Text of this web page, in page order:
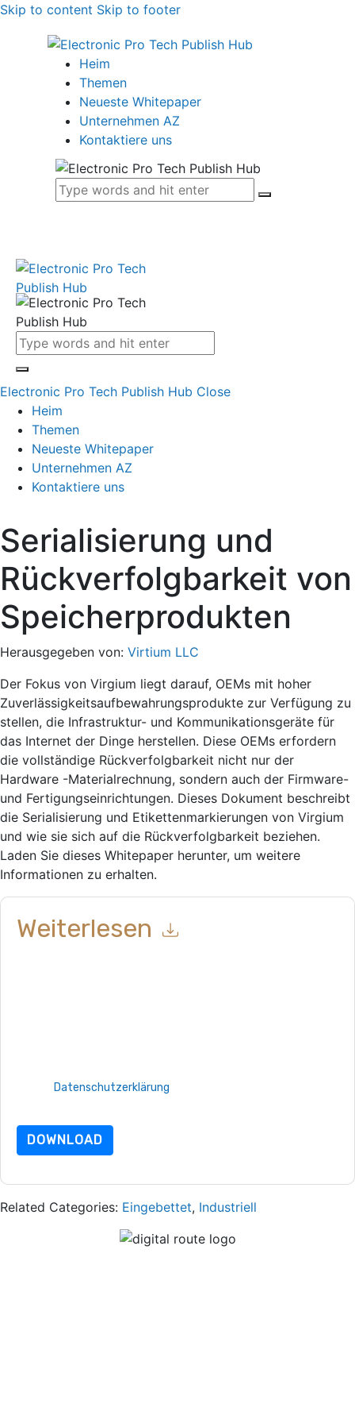
Skip to content Skip to footer
Heim
Themen
Neueste Whitepaper
Unternehmen AZ
Kontaktiere uns
Electronic Pro Tech Publish Hub Close
Heim
Themen
Neueste Whitepaper
Unternehmen AZ
Kontaktiere uns
Serialisierung und
Rückverfolgbarkeit von
Speicherprodukten
Herausgegeben von: Virtium LLC
Der Fokus von Virgium liegt darauf, OEMs mit hoher
Zuverlässigkeitsaufbewahrungsprodukte zur Verfügung zu
stellen, die Infrastruktur- und Kommunikationsgeräte für
das Internet der Dinge herstellen. Diese OEMs erfordern
die vollständige Rückverfolgbarkeit nicht nur der
Hardware -Materialrechnung, sondern auch der Firmware-
und Fertigungseinrichtungen. Dieses Dokument beschreibt
die Serialisierung und Etikettenmarkierungen von Virgium
und wie sie sich auf die Rückverfolgbarkeit beziehen.
Laden Sie dieses Whitepaper herunter, um weitere
Informationen zu erhalten.
Weiterlesen
Datenschutzerklärung
DOWNLOAD
Related Categories: Eingebettet, Industriell